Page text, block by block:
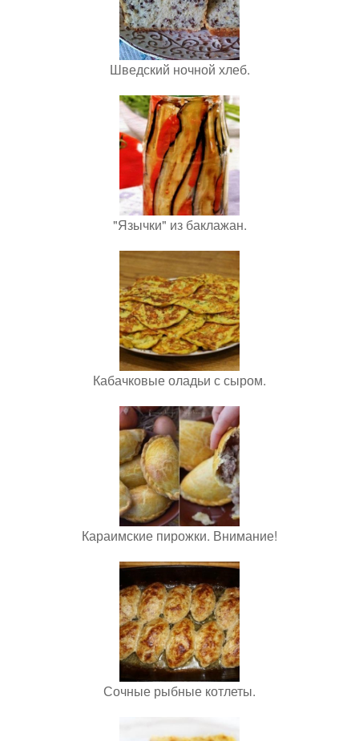
Шведский ночной хлеб.
"Язычки" из баклажан.
Кабачковые оладьи с сыром.
Караимские пирожки. Внимание!
Сочные рыбные котлеты.